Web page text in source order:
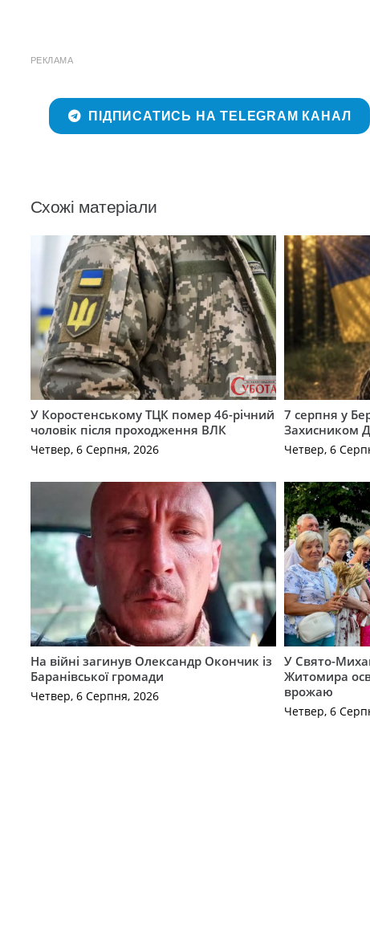
РЕКЛАМА
ПІДПИСАТИСЬ НА TELEGRAM КАНАЛ
Схожі матеріали
У Коростенському ТЦК помер 46-річний
чоловік після проходження ВЛК
Четвер, 6 Серпня, 2026
7 серпня у
Захисником
Четвер, 6
На війні загинув Олександр Окончик із
Баранівської громади
Четвер, 6 Серпня, 2026
У Свято-
Житомира
врожаю
Четвер, 6